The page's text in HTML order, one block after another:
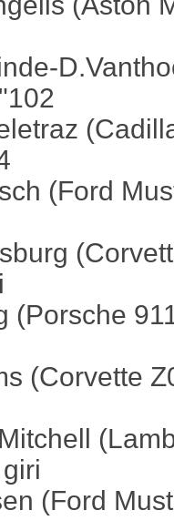
(Ford
(Porsche
(Corvette
(Ford